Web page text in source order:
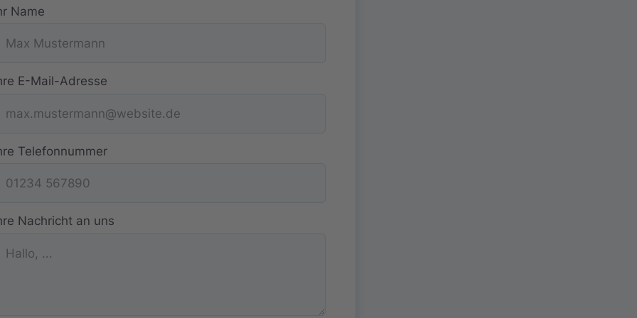
Name
E-Mail-Adresse
Telefonnummer
Nachricht an uns